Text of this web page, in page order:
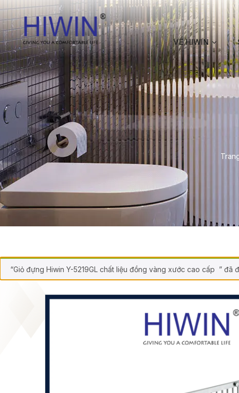
VỀ HIWIN
“Giỏ đựng Hiwin Y-5219GL chất liệu đồng vàng xước cao cấp ” đã